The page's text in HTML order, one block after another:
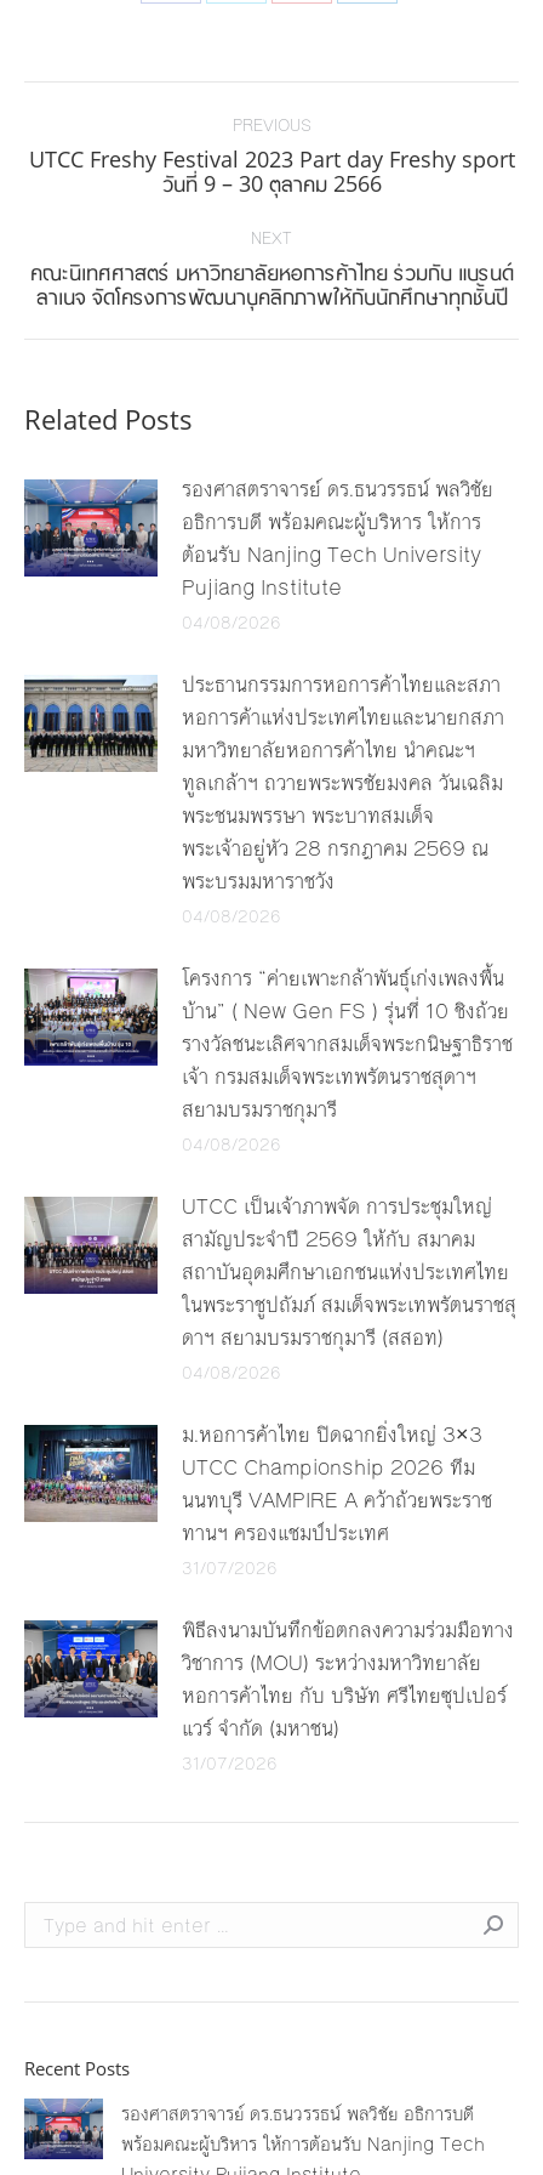
PREVIOUS
Previous
post:
UTCC Freshy Festival 2023 Part day Freshy sport
วันที่ 9 – 30 ตุลาคม 2566
NEXT
Next
post:
คณะนิเทศศาสตร์ มหาวิทยาลัยหอการค้าไทย ร่วมกับ แบรนด์
ลาเนจ จัดโครงการพัฒนาบุคลิกภาพให้กับนักศึกษาทุกชั้นปี
Related Posts
รองศาสตราจารย์ ดร.ธนวรรธน์ พลวิชัย
อธิการบดี พร้อมคณะผู้บริหาร ให้การ
ต้อนรับ Nanjing Tech University
Pujiang Institute
04/08/2026
ประธานกรรมการหอการค้าไทยและสภา
หอการค้าแห่งประเทศไทยและนายกสภา
มหาวิทยาลัยหอการค้าไทย นำคณะฯ
ทูลเกล้าฯ ถวายพระพรชัยมงคล วันเฉลิม
พระชนมพรรษา พระบาทสมเด็จ
พระเจ้าอยู่หัว 28 กรกฎาคม 2569 ณ
พระบรมมหาราชวัง
04/08/2026
โครงการ “ค่ายเพาะกล้าพันธุ์เก่งเพลงพื้น
บ้าน” ( New Gen FS ) รุ่นที่ 10 ชิงถ้วย
รางวัลชนะเลิศจากสมเด็จพระกนิษฐาธิราช
เจ้า กรมสมเด็จพระเทพรัตนราชสุดาฯ
สยามบรมราชกุมารี
04/08/2026
UTCC เป็นเจ้าภาพจัด การประชุมใหญ่
สามัญประจำปี 2569 ให้กับ สมาคม
สถาบันอุดมศึกษาเอกชนแห่งประเทศไทย
ในพระราชูปถัมภ์ สมเด็จพระเทพรัตนราชสุ
ดาฯ สยามบรมราชกุมารี (สสอท)
04/08/2026
ม.หอการค้าไทย ปิดฉากยิ่งใหญ่ 3×3
UTCC Championship 2026 ทีม
นนทบุรี VAMPIRE A คว้าถ้วยพระราช
ทานฯ ครองแชมป์ประเทศ
31/07/2026
พิธีลงนามบันทึกข้อตกลงความร่วมมือทาง
วิชาการ (MOU) ระหว่างมหาวิทยาลัย
หอการค้าไทย กับ บริษัท ศรีไทยซุปเปอร์
แวร์ จำกัด (มหาชน)
31/07/2026
Search:
Recent Posts
รองศาสตราจารย์ ดร.ธนวรรธน์ พลวิชัย อธิการบดี
พร้อมคณะผู้บริหาร ให้การต้อนรับ Nanjing Tech